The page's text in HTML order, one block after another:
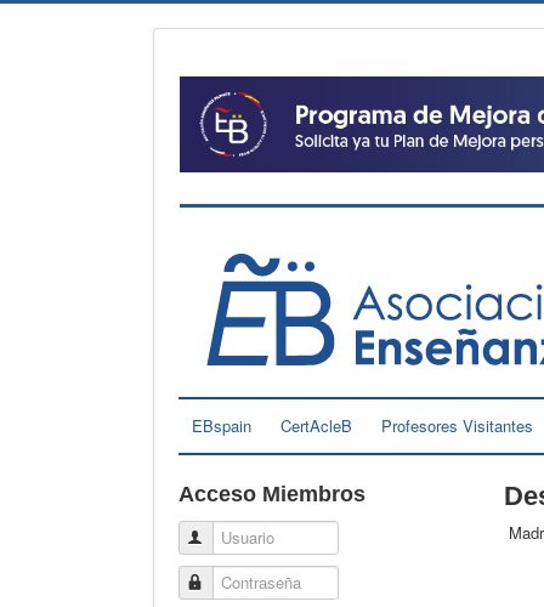
EBspain CertAcleB Profesores Visitantes
Acceso Miembros
Usuario
Contraseña